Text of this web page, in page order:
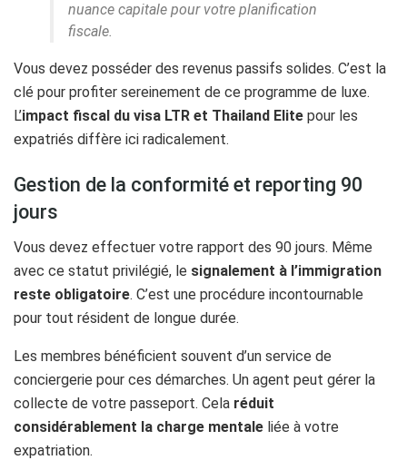
nuance capitale pour votre planification
fiscale.
Vous devez posséder des revenus passifs solides. C’est la
clé pour profiter sereinement de ce programme de luxe.
L’impact fiscal du visa LTR et Thailand Elite pour les
expatriés diffère ici radicalement.
Gestion de la conformité et reporting 90
jours
Vous devez effectuer votre rapport des 90 jours. Même
avec ce statut privilégié, le signalement à l’immigration
reste obligatoire. C’est une procédure incontournable
pour tout résident de longue durée.
Les membres bénéficient souvent d’un service de
conciergerie pour ces démarches. Un agent peut gérer la
collecte de votre passeport. Cela réduit
considérablement la charge mentale liée à votre
expatriation.